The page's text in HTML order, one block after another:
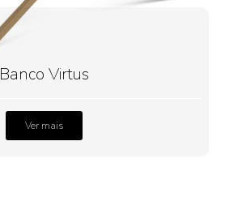
Banco Virtus
Ver mais